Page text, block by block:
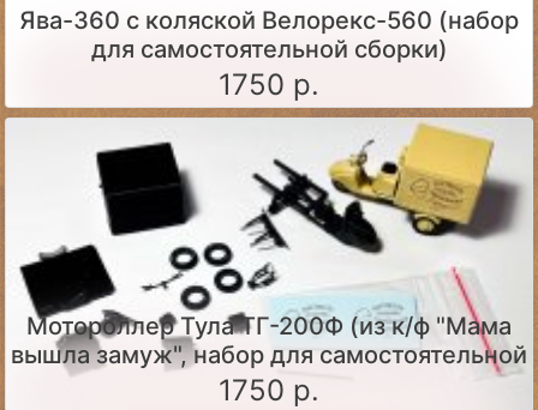
Ява-360 c коляской Велорекс-560 (набор
для самостоятельной сборки)
1750 р.
Мотороллер Тула ТГ-200Ф (из к/ф "Мама
вышла замуж", набор для самостоятельной
сборки)
1750 р.